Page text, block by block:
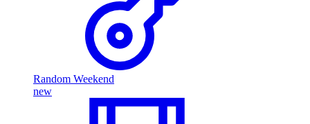
Random Weekend
new